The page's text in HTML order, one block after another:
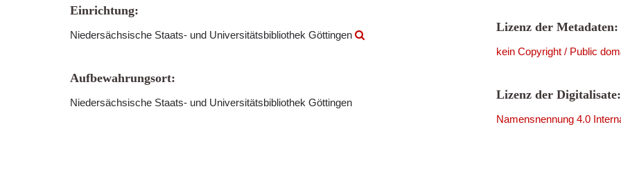
Einrichtung:
Niedersächsische Staats- und Universitätsbibliothek Göttingen
Aufbewahrungsort:
Niedersächsische Staats- und Universitätsbibliothek Göttingen
Lizenz der Metadaten:
kein Copyright / Public
Lizenz der Digitalisate:
Namensnennung 4.0